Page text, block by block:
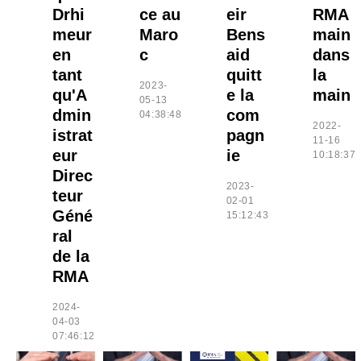
Drhi
meur
en
tant
qu'A
dmin
istrat
eur
Direc
teur
Géné
ral
de la
RMA
2024-
04-03
07:46:12
ce au
Maro
c
2023-
05-13
04:38:48
eir
Bens
aid
quitt
e la
com
pagn
ie
2023-
02-01
15:12:43
RMA
main
dans
la
main
2022-
11-16
10:18:37